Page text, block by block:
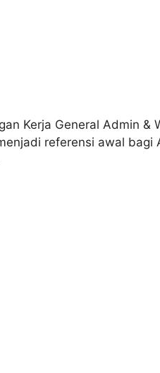
Kerja General Admin &
referensi awal